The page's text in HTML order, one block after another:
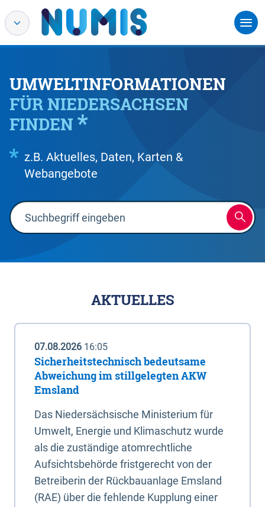
UMWELTINFORMATIONEN
FÜR NIEDERSACHSEN
FINDEN
z.B. Aktuelles, Daten, Karten &
Webangebote
AKTUELLES
07.08.2026 16:05
Sicherheitstechnisch bedeutsame
Abweichung im stillgelegten AKW
Emsland
Das Niedersächsische Ministerium für
Umwelt, Energie und Klimaschutz wurde
als die zuständige atomrechtliche
Aufsichtsbehörde fristgerecht von der
Betreiberin der Rückbauanlage Emsland
(RAE) über die fehlende Kupplung einer